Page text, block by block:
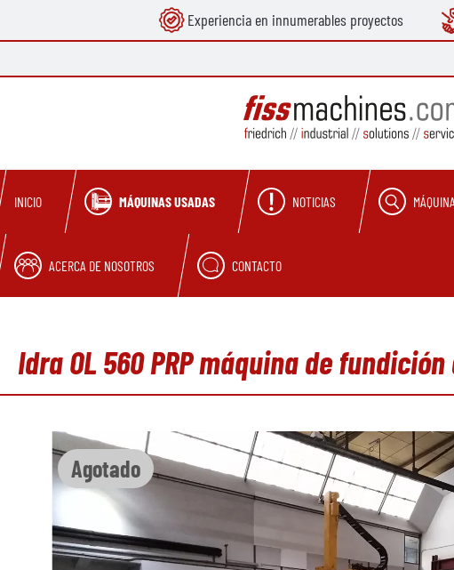
Saltar a la navegación principalExperiencia en innumerables proyectos
INICIO MÁQUINAS USADAS NOTICIAS
ACERCA DE NOSOTROS CONTACTO
Idra OL 560 PRP máquina de
Agotado
Omitir galería de imágenes